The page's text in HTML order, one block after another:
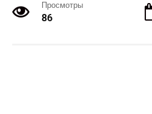
Просмотры
86